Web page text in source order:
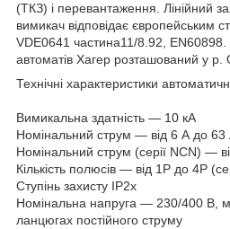
(ТКЗ) і перевантаження. Лінійний
вимикач відповідає європейським
VDE0641 частина11/8.92, EN60898.
автоматів Хагер розташований у
Технічні характеристики
Вимикальна здатність — 10 кА
Номінальний струм — від 6 А до 63
Номінальний струм (серії NCN) —
Кількість полюсів — від 1P до 4P
Ступінь захисту IP2х
Номінальна напруга — 230/400 В,
ланцюгах постійного струму